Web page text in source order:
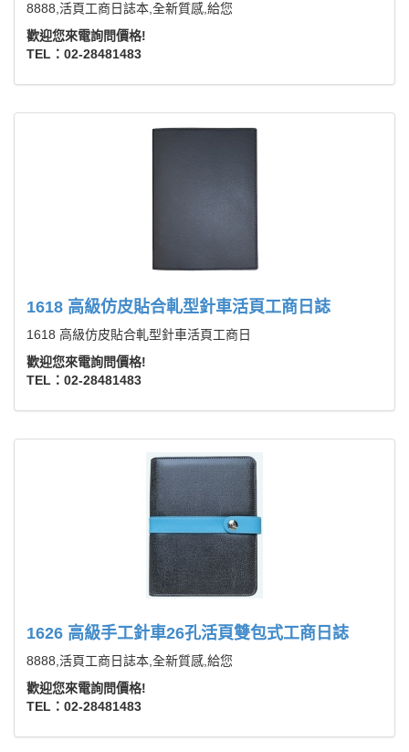
8888,活頁工商日誌本,全新質感,給您
歡迎您來電詢問價格!
TEL：02-28481483
1618 高級仿皮貼合軋型針車活頁工商日誌
1618 高級仿皮貼合軋型針車活頁工商日
歡迎您來電詢問價格!
TEL：02-28481483
1626 高級手工針車26孔活頁雙包式工商日誌
8888,活頁工商日誌本,全新質感,給您
歡迎您來電詢問價格!
TEL：02-28481483